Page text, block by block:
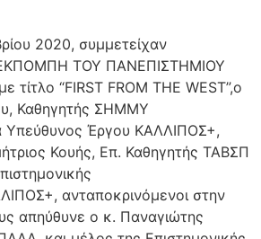
2020, συμμετείχαν
ΤΟΥ ΠΑΝΕΠΙΣΤΗΜΙΟΥ
τίτλο “FIRST FROM THE WEST”,ο
Καθηγητής ΣΗΜΜΥ
Υπεύθυνος Έργου ΚΑΛΛΙΠΟΣ+,
Κουής, Επ. Καθηγητής ΤΑΒΣΠ
ανταποκρινόμενοι στην
απηύθυνε ο κ. Παναγιώτης